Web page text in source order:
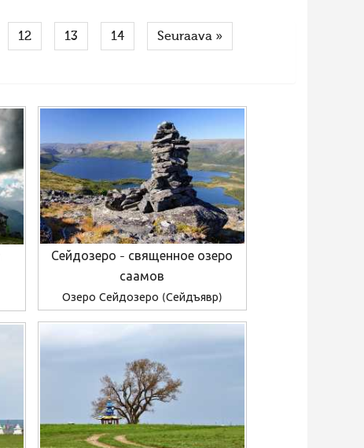
12 13 14 Seuraava »
Сейдозеро - священное озеро
саамов
Озеро Сейдозеро (Сейдъявр)